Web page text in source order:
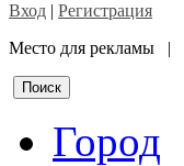
Вход | Регистрация
Место для рекламы |
Город